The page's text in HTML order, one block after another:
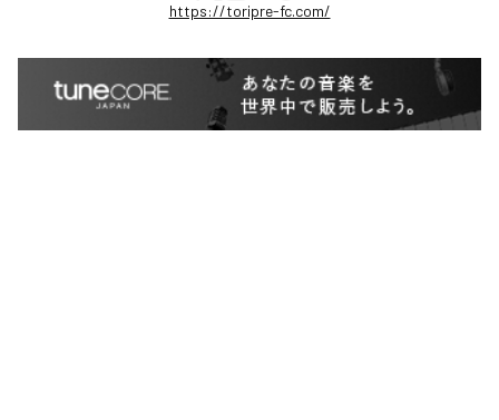
https://toripre-fc.com/